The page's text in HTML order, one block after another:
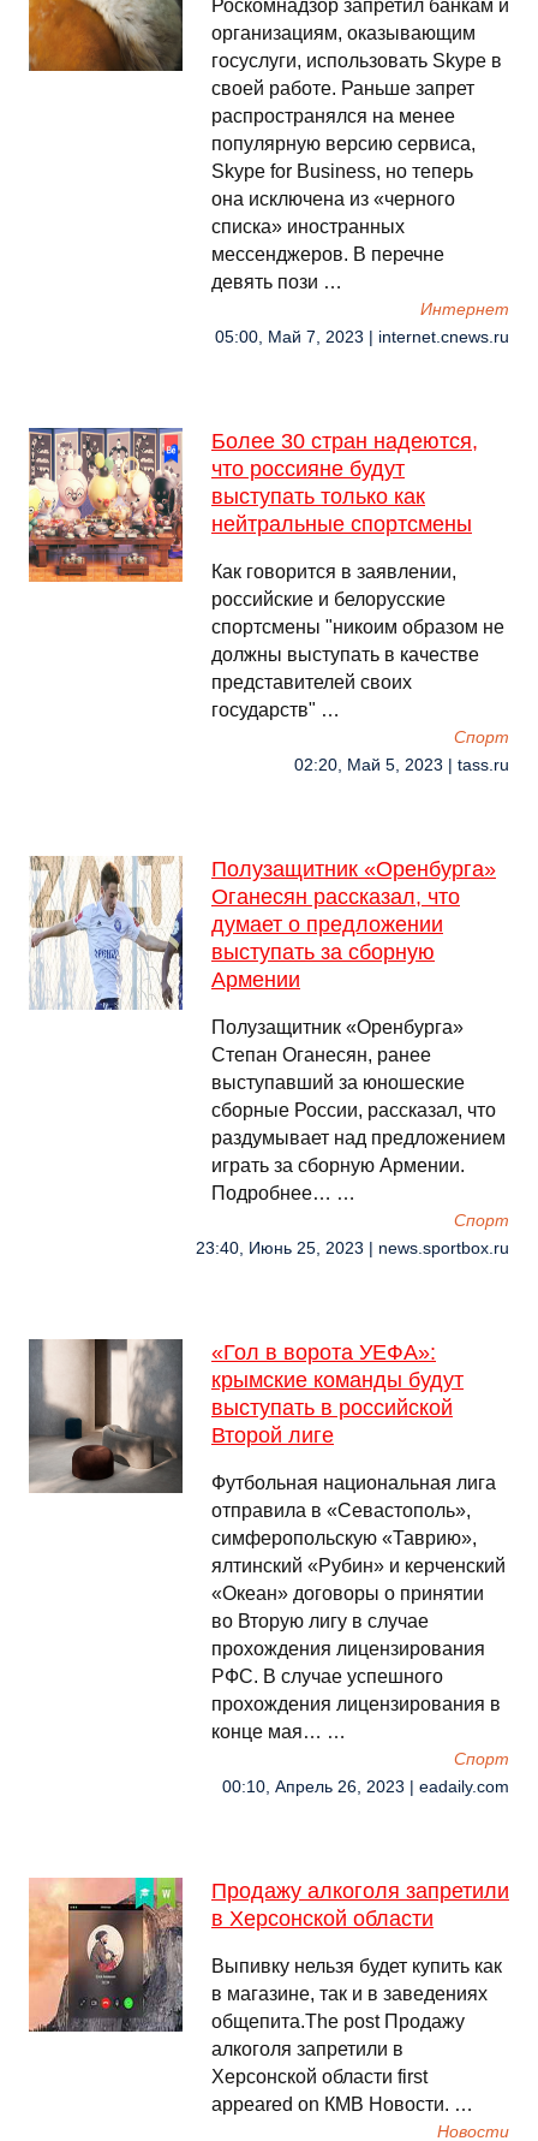
Роскомнадзор запретил банкам и
организациям, оказывающим
госуслуги, использовать Skype в
своей работе. Раньше запрет
распространялся на менее
популярную версию сервиса,
Skype for Business, но теперь
она исключена из «черного
списка» иностранных
мессенджеров. В перечне
девять пози …
Интернет
05:00, Май 7, 2023 | internet.cnews.ru
Более 30 стран надеются,
что россияне будут
выступать только как
нейтральные спортсмены
Как говорится в заявлении,
российские и белорусские
спортсмены "никоим образом не
должны выступать в качестве
представителей своих
государств" …
Спорт
02:20, Май 5, 2023 | tass.ru
Полузащитник «Оренбурга»
Оганесян рассказал, что
думает о предложении
выступать за сборную
Армении
Полузащитник «Оренбурга»
Степан Оганесян, ранее
выступавший за юношеские
сборные России, рассказал, что
раздумывает над предложением
играть за сборную Армении.
Подробнее… …
Спорт
23:40, Июнь 25, 2023 | news.sportbox.ru
«Гол в ворота УЕФА»:
крымские команды будут
выступать в российской
Второй лиге
Футбольная национальная лига
отправила в «Севастополь»,
симферопольскую «Таврию»,
ялтинский «Рубин» и керченский
«Океан» договоры о принятии
во Вторую лигу в случае
прохождения лицензирования
РФС. В случае успешного
прохождения лицензирования в
конце мая… …
Спорт
00:10, Апрель 26, 2023 | eadaily.com
Продажу алкоголя запретили
в Херсонской области
Выпивку нельзя будет купить как
в магазине, так и в заведениях
общепита.The post Продажу
алкоголя запретили в
Херсонской области first
appeared on КМВ Новости. …
Новости